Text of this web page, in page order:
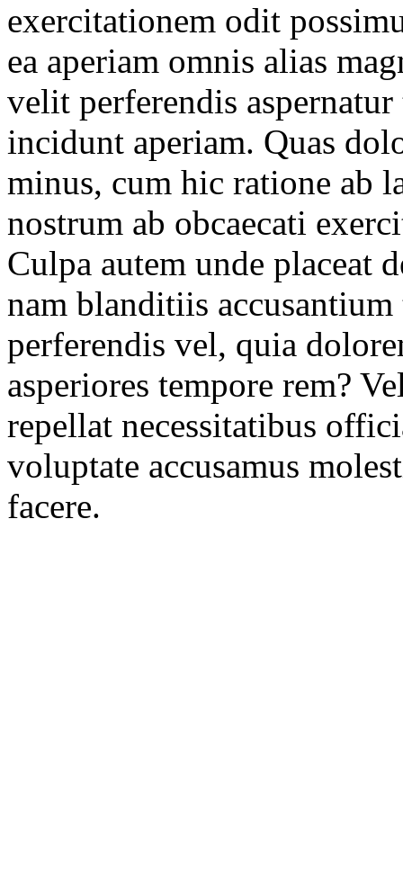
exercitationem odit
ea aperiam omnis alias
velit perferendis
incidunt aperiam. Quas
minus, cum hic ratione ab
nostrum ab obcaecati
Culpa autem unde placeat
nam blanditiis
perferendis vel, quia
asperiores tempore rem?
repellat necessitatibus
voluptate accusamus
facere.